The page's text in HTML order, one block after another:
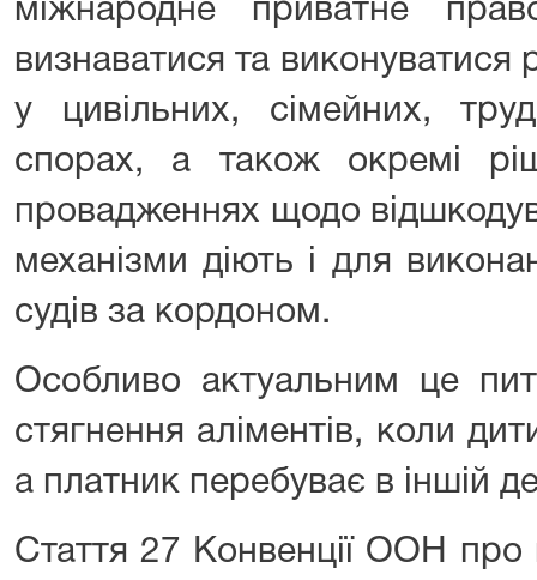
міжнародне приватне
визнаватися та виконуватися
у цивільних, сімейних,
спорах, а також окремі
провадженнях щодо
механізми діють і для
судів за кордоном.
Особливо актуальним це
стягнення аліментів, коли
а платник перебуває в іншій
Стаття 27 Конвенції ООН про